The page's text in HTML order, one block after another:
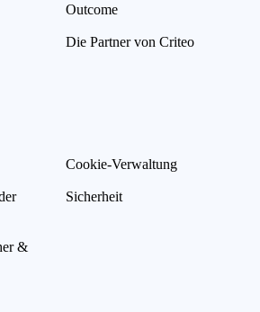
Outcome
Die Partner von Criteo
&
Cookie-Verwaltung
Sicherheit